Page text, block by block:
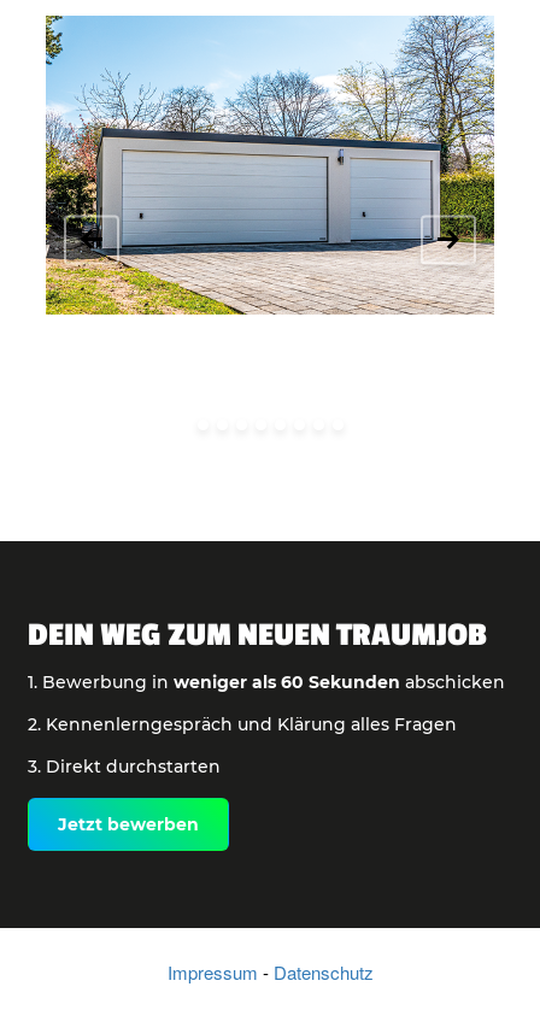
DEIN WEG ZUM NEUEN TRAUMJOB
1. Bewerbung in weniger als 60 Sekunden abschicken
2. Kennenlerngespräch und Klärung alles Fragen
3. Direkt durchstarten
Jetzt bewerben
Impressum - Datenschutz